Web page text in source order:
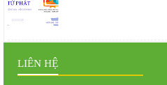
LIÊN HỆ